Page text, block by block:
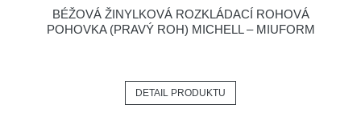
BÉŽOVÁ ŽINYLKOVÁ ROZKLÁDACÍ ROHOVÁ
POHOVKA (PRAVÝ ROH) MICHELL – MIUFORM
DETAIL PRODUKTU